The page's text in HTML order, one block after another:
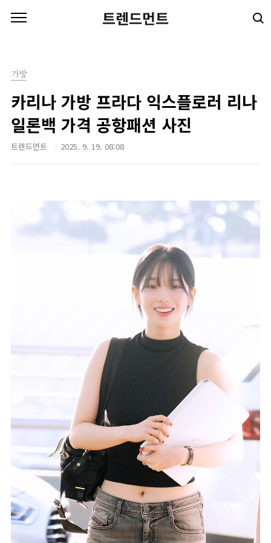
트렌드먼트
가방
카리나 가방 프라다 익스플로러 리나
일론백 가격 공항패션 사진
트렌드먼트 2025. 9. 19. 08:08